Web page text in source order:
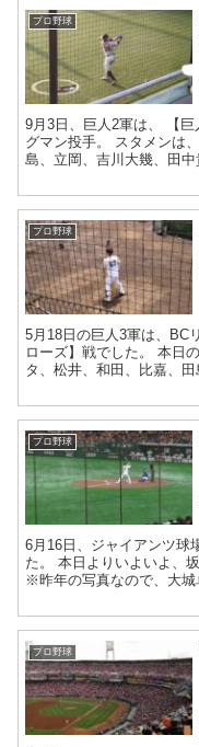
プロ野球
9月3日、巨人2軍は、 【
グマン投手。 スタメンは
島、立岡、吉川大幾、田
プロ野球
5月18日の巨人3軍は、BC
ローズ】戦でした。 本日
タ、松井、和田、比嘉、
プロ野球
6月16日、ジャイアンツ球
た。 本日よりいよいよ、
※昨年の写真なので、大
プロ野球